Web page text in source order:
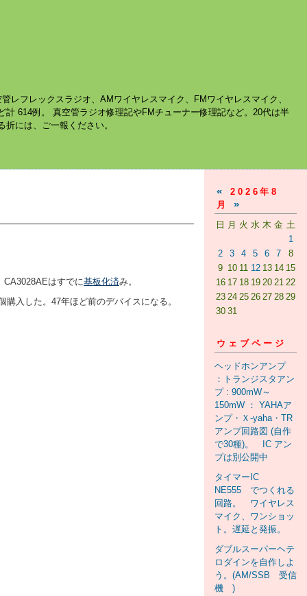
フレックスラジオ、AMワイヤレスマイク、FMワイヤレスマイク、
計 614例。 真空管ラジオ修理記やFMチューナー修理記など。20代は半
には、ご一報ください。
CA3028AEはすでに基板化済み。
入した。47年ほど前のデバイスになる。
« 2026年8
月
»
日 月 火 水 木 金 土
1
2
3 4 5 6 7
8
9 10 11 12 13 14 15
16 17 18 19 20 21 22
23 24 25 26 27 28 29
30 31
ウェブページ
ヘッドホンアンプ
：トランジスタアン
プ : 900mW～
150mW ： YAHAア
ンプ・Ｘ-yaha・TR
アンプ回路図 (自作
で30種)。 IC アン
プは別公開中
タイマーIC
NE555 でつくれる
回路。 ワイヤレス
マイク、ワンショッ
ト。遅延と発振。
ダブルスーパーヘテ
ロダインを自作しよ
う。(AM/SSB 受信
機 )